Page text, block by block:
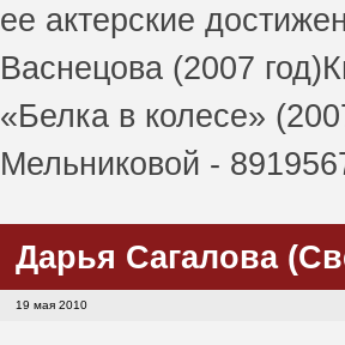
ее актерские
Васнецова (2007
«Белка в колесе»
Мельниковой -
Дарья Сагалова
19 мая 2010